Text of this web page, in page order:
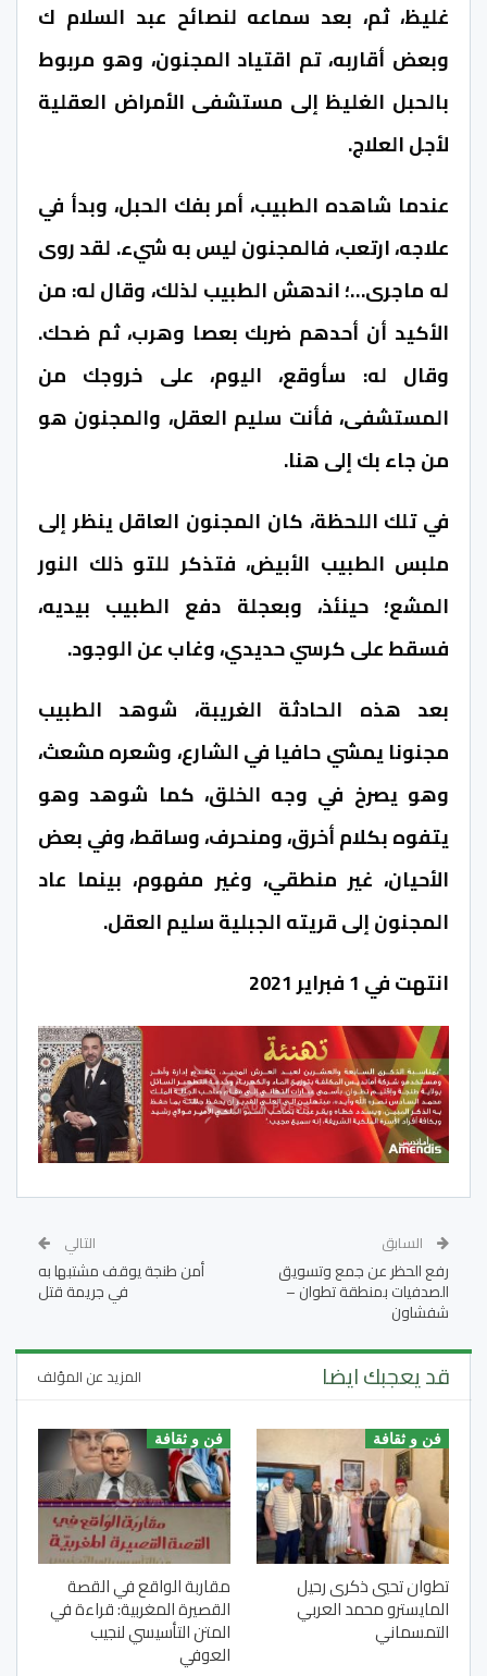
غليظ، ثم، بعد سماعه لنصائح عبد السلام ك
وبعض أقاربه، تم اقتياد المجنون، وهو مربوط
بالحبل الغليظ إلى مستشفى الأمراض العقلية
لأجل العلاج.
عندما شاهده الطبيب، أمر بفك الحبل، وبدأ في
علاجه، ارتعب، فالمجنون ليس به شيء. لقد روى
له ماجرى…؛ اندهش الطبيب لذلك، وقال له: من
الأكيد أن أحدهم ضربك بعصا وهرب، ثم ضحك.
وقال له: سأوقع، اليوم، على خروجك من
المستشفى، فأنت سليم العقل، والمجنون هو
من جاء بك إلى هنا.
في تلك اللحظة، كان المجنون العاقل ينظر إلى
ملبس الطبيب الأبيض، فتذكر للتو ذلك النور
المشع؛ حينئذ، وبعجلة دفع الطبيب بيديه،
فسقط على كرسي حديدي، وغاب عن الوجود.
بعد هذه الحادثة الغريبة، شوهد الطبيب
مجنونا يمشي حافيا في الشارع، وشعره مشعث،
وهو يصرخ في وجه الخلق، كما شوهد وهو
يتفوه بكلام أخرق، ومنحرف، وساقط، وفي بعض
الأحيان، غير منطقي، وغير مفهوم، بينما عاد
المجنون إلى قريته الجبلية سليم العقل.
انتهت في 1 فبراير 2021
السابق
رفع الحظر عن جمع وتسويق
الصدفيات بمنطقة تطوان –
شفشاون
التالي
أمن طنجة يوقف مشتبها به
في جريمة قتل
قد يعجبك ايضا المزيد عن المؤلف
فن و ثقافة
تطوان تحيي ذكرى رحيل
المايسترو محمد العربي
التمسماني
فن و ثقافة
مقاربة الواقع في القصة
القصيرة المغربية: قراءة في
المتن التأسيسي لنجيب
العوفي